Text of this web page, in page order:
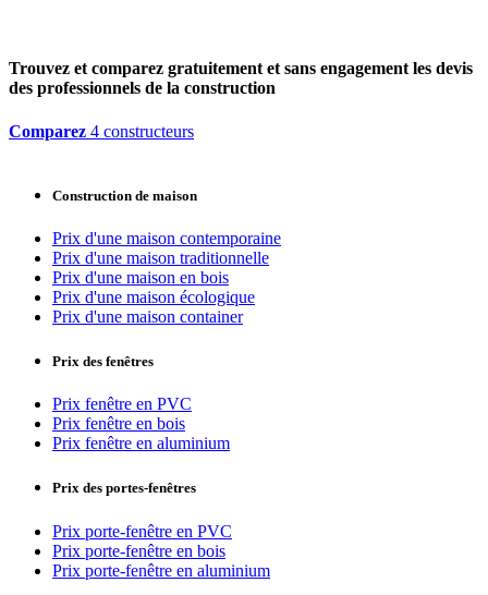
Trouvez et comparez gratuitement et sans engagement les devis
des professionnels de la construction
Comparez 4 constructeurs
Construction de maison
Prix d'une maison contemporaine
Prix d'une maison traditionnelle
Prix d'une maison en bois
Prix d'une maison écologique
Prix d'une maison container
Prix des fenêtres
Prix fenêtre en PVC
Prix fenêtre en bois
Prix fenêtre en aluminium
Prix des portes-fenêtres
Prix porte-fenêtre en PVC
Prix porte-fenêtre en bois
Prix porte-fenêtre en aluminium